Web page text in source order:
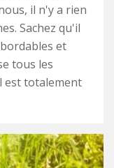
il n'y a rien
Sachez qu'il
et
tous les
est totalement